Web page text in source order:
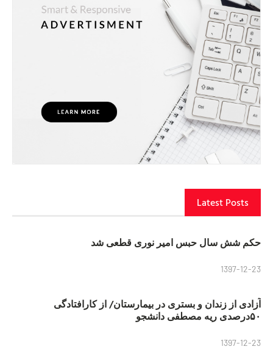
Latest Posts
حکم شش سال حبس امیر نوری قطعی شد
1397-12-23
آزادی از زندان و بستری در بیمارستان/ از کارافتادگی
۵۰درصدی ریه مصطفی دانشجو
1397-12-23